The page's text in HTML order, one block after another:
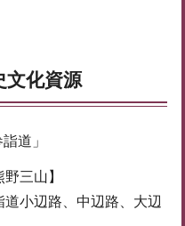
文化資源
道」
三山】
小辺路、中辺路、大辺